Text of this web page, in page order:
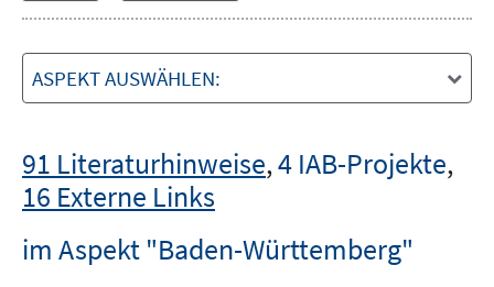
ASPEKT AUSWÄHLEN:
91 Literaturhinweise,4 IAB-Projekte,
16 Externe Links
im Aspekt "Baden-Württemberg"